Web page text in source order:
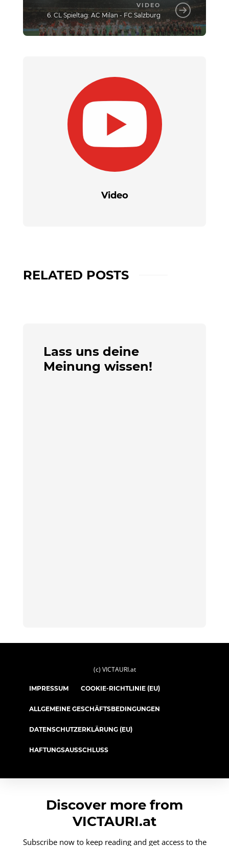
VIDEO
6. CL Spieltag: AC Milan - FC Salzburg
Video
RELATED POSTS
Lass uns deine
Meinung wissen!
(c) VICTAURI.at
IMPRESSUM COOKIE-RICHTLINIE (EU)
ALLGEMEINE GESCHÄFTSBEDINGUNGEN
DATENSCHUTZERKLÄRUNG (EU)
HAFTUNGSAUSSCHLUSS
Discover more from
VICTAURI.at
Subscribe now to keep reading and get access to the